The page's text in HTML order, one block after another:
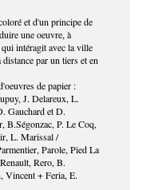
et d'un principe de
une oeuvre, à
intéragit avec la ville
par un tiers et en
de papier :
J. Delareux, L.
Gauchard et D.
P. Le Coq,
L. Marissal /
Parole, Pied La
Rero, B.
Vincent + Feria, E.